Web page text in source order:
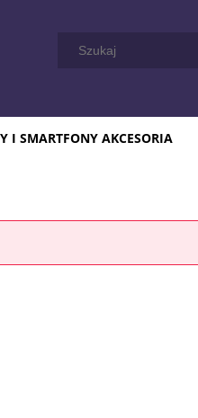
I SMARTFONY AKCESORIA